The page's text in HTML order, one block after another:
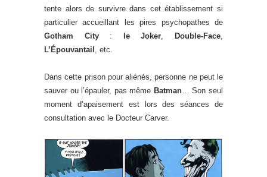
tente alors de survivre dans cet établissement si
particulier accueillant les pires psychopathes de
Gotham City: le Joker, Double-Face,
L’Épouvantail , etc.
Dans cette prison pour aliénés, personne ne peut le
sauver ou l’épauler, pas même Batman… Son seul
moment d’apaisement est lors des séances de
consultation avec le Docteur Carver.